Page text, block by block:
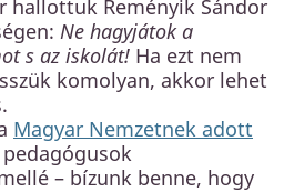
hallottuk Reményik Sándor
Ne hagyjátok a
s az iskolát! Ha ezt nem
komolyan, akkor lehet
Magyar Nemzetnek adott
– bízunk benne, hogy